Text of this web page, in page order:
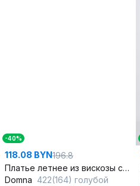
-40%
118.08 BYN196.8
Платье летнее из вискозы с идеальной посадкой
Domna 422(164) голубой